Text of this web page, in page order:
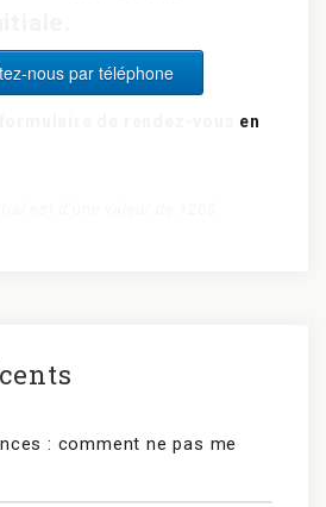
nous par téléphone
en
: comment ne pas me